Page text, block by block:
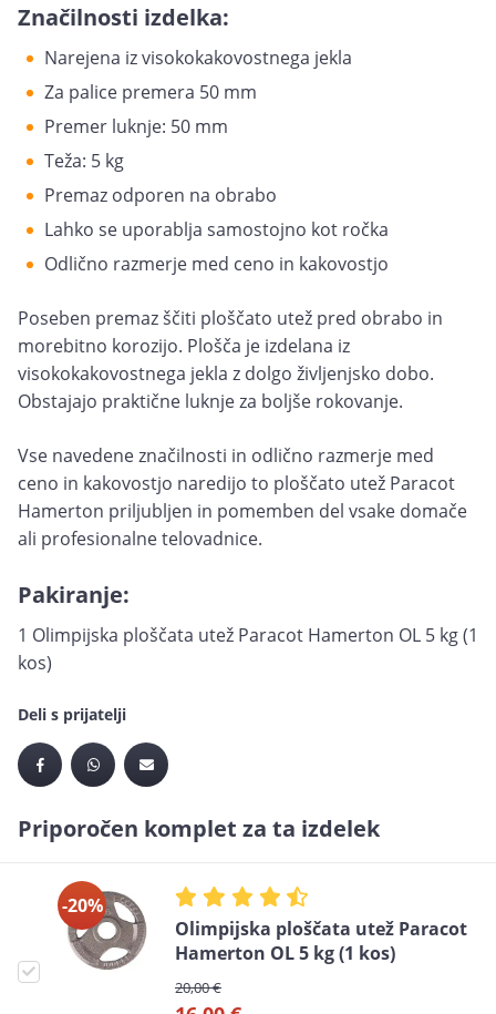
Značilnosti izdelka:
Narejena iz visokokakovostnega jekla
Za palice premera 50 mm
Premer luknje: 50 mm
Teža: 5 kg
Premaz odporen na obrabo
Lahko se uporablja samostojno kot ročka
Odlično razmerje med ceno in kakovostjo
Poseben premaz ščiti ploščato utež pred obrabo in
morebitno korozijo. Plošča je izdelana iz
visokokakovostnega jekla z dolgo življenjsko dobo.
Obstajajo praktične luknje za boljše rokovanje.
Vse navedene značilnosti in odlično razmerje med
ceno in kakovostjo naredijo to ploščato utež Paracot
Hamerton priljubljen in pomemben del vsake domače
ali profesionalne telovadnice.
Pakiranje:
1 Olimpijska ploščata utež Paracot Hamerton OL 5 kg (1
kos)
Deli s prijatelji
Priporočen komplet za ta izdelek
-20%
Olimpijska ploščata utež Paracot
Hamerton OL 5 kg (1 kos)
20,00 €